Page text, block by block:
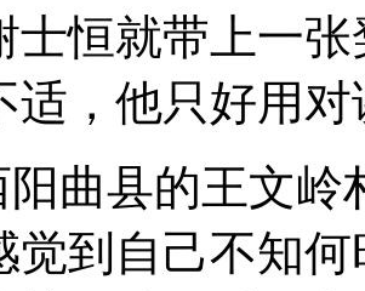
士恒就带上一
适，他只好用
曲县的王文岭
觉到自己不知